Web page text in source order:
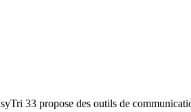
33 propose des outils de